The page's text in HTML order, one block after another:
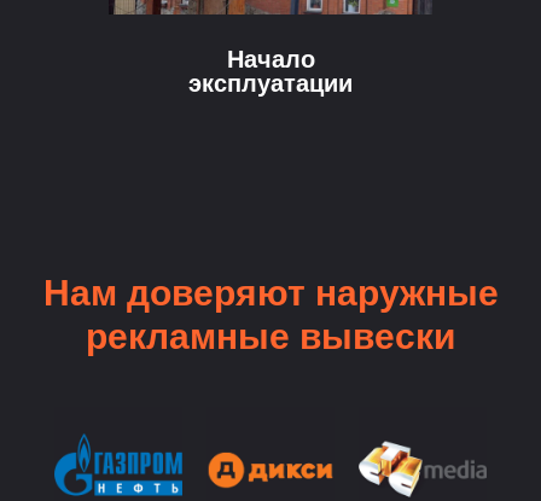
Начало
эксплуатации
Нам доверяют наружные
рекламные вывески